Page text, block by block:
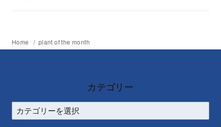
Home plant of the month
カテゴリー